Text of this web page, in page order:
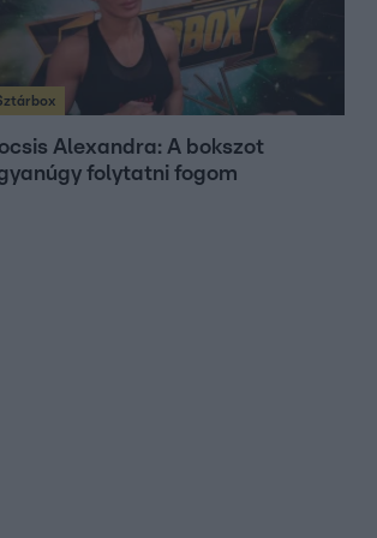
Alexandra: A bokszot
folytatni fogom